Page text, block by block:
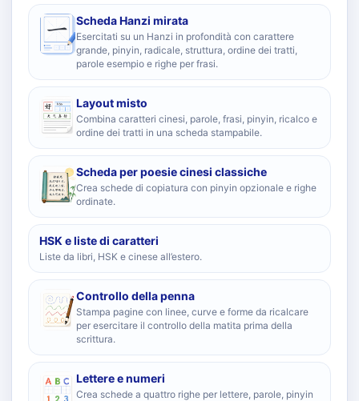
Scheda Hanzi mirata
Esercitati su un Hanzi in profondità con carattere
grande, pinyin, radicale, struttura, ordine dei tratti,
parole esempio e righe per frasi.
Layout misto
Combina caratteri cinesi, parole, frasi, pinyin, ricalco e
ordine dei tratti in una scheda stampabile.
Scheda per poesie cinesi classiche
Crea schede di copiatura con pinyin opzionale e righe
ordinate.
HSK e liste di caratteri
Liste da libri, HSK e cinese all’estero.
Controllo della penna
Stampa pagine con linee, curve e forme da ricalcare
per esercitare il controllo della matita prima della
scrittura.
Lettere e numeri
Crea schede a quattro righe per lettere, parole, pinyin